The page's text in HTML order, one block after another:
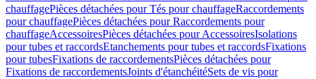
chauffagePièces détachées pour Tés pour chauffageRaccordements
pour chauffagePièces détachées pour Raccordements pour
chauffageAccessoiresPièces détachées pour AccessoiresIsolations
pour tubes et raccordsEtanchements pour tubes et raccordsFixations
pour tubesFixations de raccordementsPièces détachées pour
Fixations de raccordementsJoints d'étanchéitéSets de vis pour